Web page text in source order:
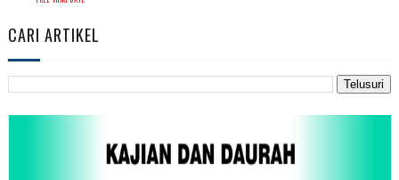
CARI ARTIKEL